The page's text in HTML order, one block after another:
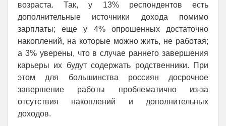
возраста. Так, у 13% респондентов есть
дополнительные источники дохода помимо
зарплаты; еще у 4% опрошенных достаточно
накоплений, на которые можно жить, не работая;
а 3% уверены, что в случае раннего завершения
карьеры их будут содержать родственники. При
этом для большинства россиян досрочное
завершение работы проблематично из-за
отсутствия накоплений и дополнительных
доходов.